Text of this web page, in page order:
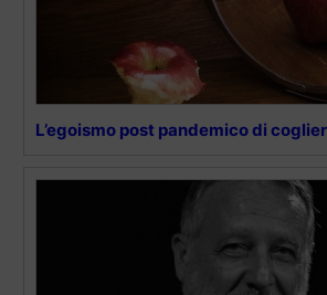
L’egoismo post pandemico di